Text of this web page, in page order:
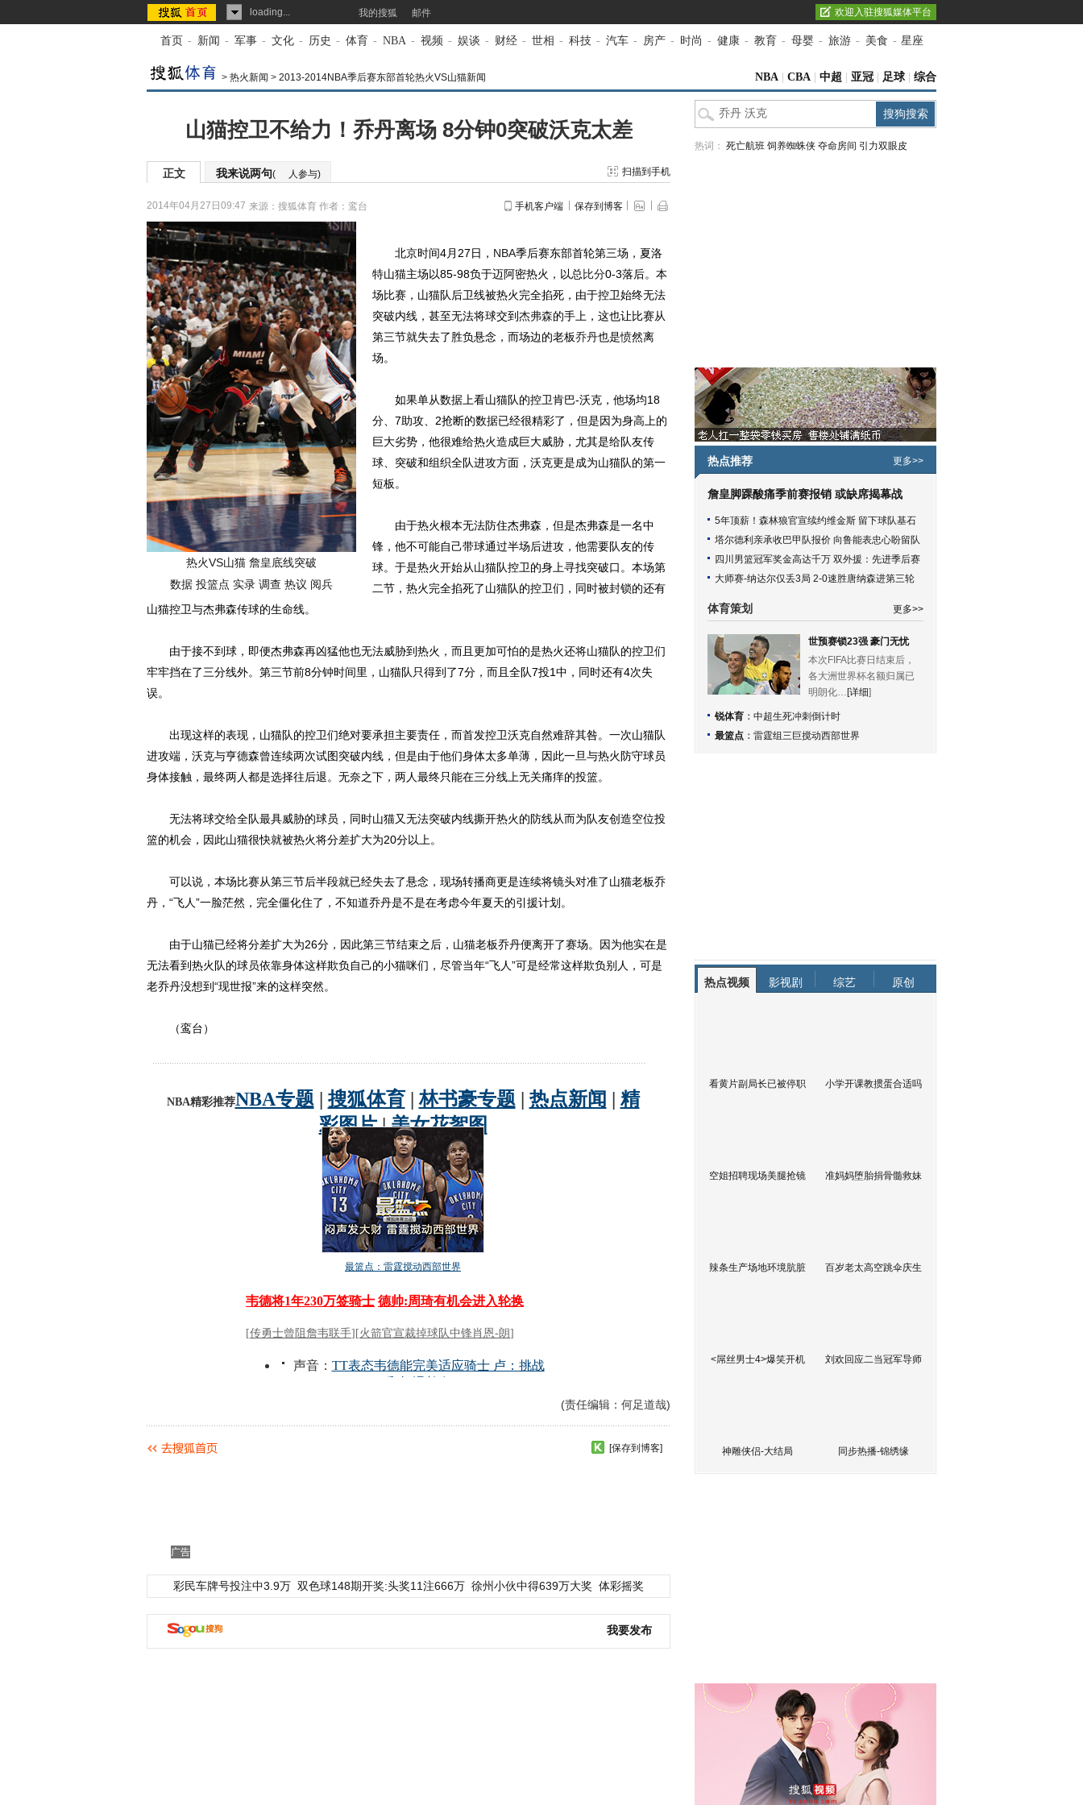
loading... 我的搜狐 邮件 欢迎入驻搜狐媒体平台
首页 - 新闻 - 军事 - 文化 - 历史 - 体育 - NBA - 视频 - 娱谈 - 财经 - 世相 - 科技 - 汽车 - 房产 - 时尚 - 健康 - 教育 - 母婴 - 旅游 - 美食 - 星座
> 热火新闻 > 2013-2014NBA季后赛东部首轮热火VS山猫新闻 NBA CBA 中超 亚冠 足球 综合
山猫控卫不给力！乔丹离场 8分钟0突破沃克太差
正文 我来说两句( 人参与) 扫描到手机
2014年04月27日09:47 来源： 搜狐体育 作者：鸾台 手机客户端 保存到博客
热火VS山猫 詹皇底线突破
数据 投篮点 实录 调查 热议 阅兵
北京时间4月27日， NBA季后赛东部首轮第三场，夏洛
特山猫主场以85-98负于迈阿密热火，以总比分0-3落后。本
场比赛，山猫队后卫线被热火完全掐死，由于控卫始终无法
突破内线，甚至无法将球交到杰弗森的手上，这也让比赛从
第三节就失去了胜负悬念，而场边的老板乔丹也是愤然离
场。
如果单从数据上看山猫队的控卫肯巴-沃克，他场均18
分、7助攻、2抢断的数据已经很精彩了，但是因为身高上的
巨大劣势，他很难给热火造成巨大威胁，尤其是给队友传
球、突破和组织全队进攻方面，沃克更是成为山猫队的第一
短板。
由于热火根本无法防住杰弗森，但是杰弗森是一名中
锋，他不可能自己带球通过半场后进攻，他需要队友的传
球。于是热火开始从山猫队控卫的身上寻找突破口。本场第
二节，热火完全掐死了山猫队的控卫们，同时被封锁的还有
山猫控卫与杰弗森传球的生命线。
由于接不到球，即便杰弗森再凶猛他也无法威胁到热火，而且更加可怕的是热火还将山猫队的控卫们
牢牢挡在了三分线外。第三节前8分钟时间里，山猫队只得到了7分，而且全队7投1中，同时还有4次失
误。
出现这样的表现，山猫队的控卫们绝对要承担主要责任，而首发控卫沃克自然难辞其咎。一次山猫队
进攻端，沃克与亨德森曾连续两次试图突破内线，但是由于他们身体太多单薄，因此一旦与热火防守球员
身体接触，最终两人都是选择往后退。无奈之下，两人最终只能在三分线上无关痛痒的投篮。
无法将球交给全队最具威胁的球员，同时山猫又无法突破内线撕开热火的防线从而为队友创造空位投
篮的机会，因此山猫很快就被热火将分差扩大为20分以上。
可以说，本场比赛从第三节后半段就已经失去了悬念，现场转播商更是连续将镜头对准了山猫老板乔
丹，“飞人”一脸茫然，完全僵化住了，不知道乔丹是不是在考虑今年夏天的引援计划。
由于山猫已经将分差扩大为26分，因此第三节结束之后，山猫老板乔丹便离开了赛场。因为他实在是
无法看到热火队的球员依靠身体这样欺负自己的小猫咪们，尽管当年“飞人”可是经常这样欺负别人，可是
老乔丹没想到“现世报”来的这样突然。
（鸾台）
(责任编辑：何足道哉)
[保存到博客]
广告
彩民车牌号投注中3.9万 双色球148期开奖:头奖11注666万 徐州小伙中得639万大奖 体彩摇奖
我要发布
热词： 死亡航班 饲养蜘蛛侠 夺命房间 引力双眼皮
热点推荐 更多>>
詹皇脚踝酸痛季前赛报销 或缺席揭幕战
5年顶薪！森林狼官宣续约维金斯 留下球队基石
塔尔德利亲承收巴甲队报价 向鲁能表忠心盼留队
四川男篮冠军奖金高达千万 双外援：先进季后赛
大师赛-纳达尔仅丢3局 2-0速胜唐纳森进第三轮
体育策划 更多>>
世预赛锁23强 豪门无忧
本次FIFA比赛日结束后，
各大洲世界杯名额归属已
明朗化… [详细]
锐体育 ： 中超生死冲刺倒计时
最篮点 ： 雷霆组三巨搅动西部世界
热点视频 影视剧 综艺 原创
看黄片副局长已被停职 小学开课教掼蛋合适吗
空姐招聘现场美腿抢镜 准妈妈堕胎捐骨髓救妹
辣条生产场地环境肮脏 百岁老太高空跳伞庆生
<屌丝男士4>爆笑开机 刘欢回应二当冠军导师
神雕侠侣-大结局 同步热播-锦绣缘